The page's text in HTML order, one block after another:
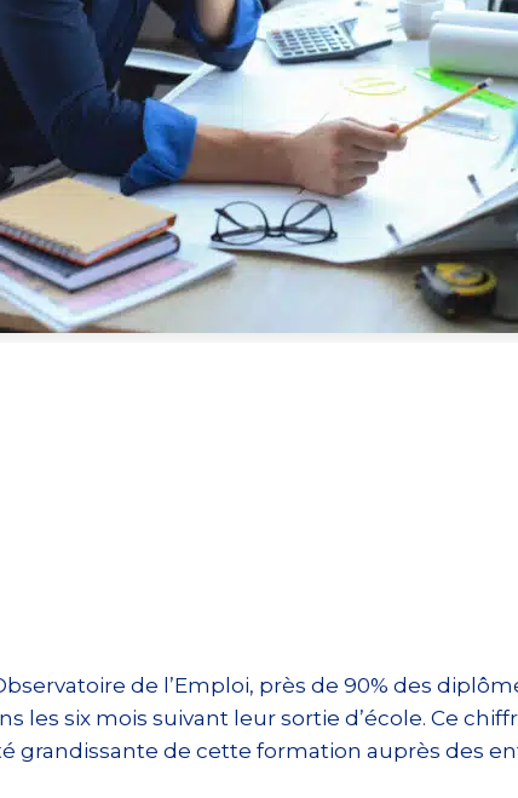
de l’Emploi, près de 90% des
les six mois suivant leur sortie d’école. Ce
grandissante de cette formation auprès des